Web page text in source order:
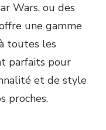
Wars, ou des
une gamme
toutes les
parfaits pour
et de style
proches.